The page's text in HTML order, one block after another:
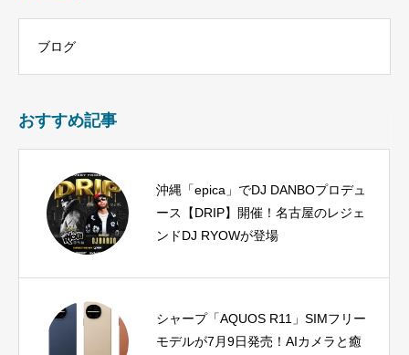
ブログ
おすすめ記事
沖縄「epica」でDJ DANBOプロデュ
ース【DRIP】開催！名古屋のレジェ
ンドDJ RYOWが登場
シャープ「AQUOS R11」SIMフリー
モデルが7月9日発売！AIカメラと癒